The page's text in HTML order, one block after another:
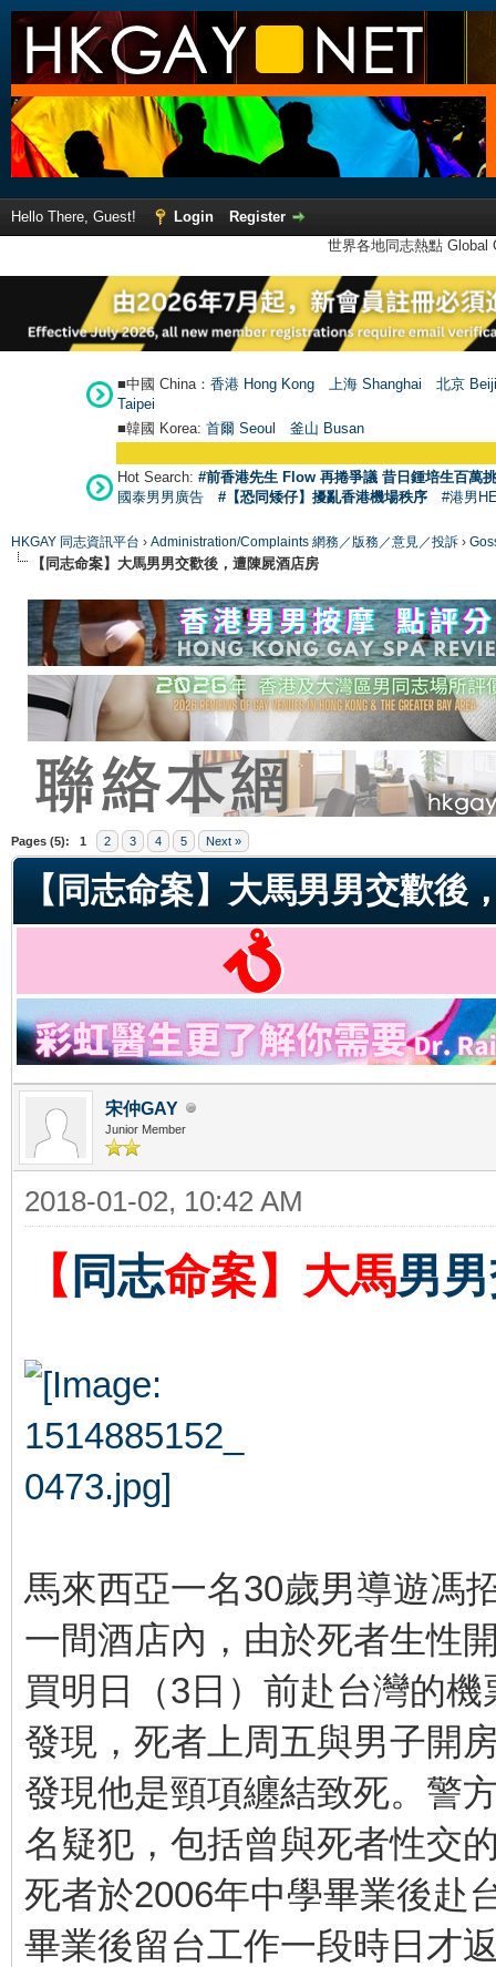
Hello There, Guest! Login
Register
世界各地同志熱點
■中國 China： 香港 Hong Kong 上海 Shanghai
北京
Taipei
■韓國 Korea: 首爾 Seoul 釜山 Busan
Hot Search: #前香港先生 Flow 再捲爭議 昔日鍾培生百萬
國泰男男廣告
#【恐同矮仔】擾亂香港機場秩序 #港男
HKGAY 同志資訊平台 › Administration/Complaints 網務／版務／意見／投訴 ›
【同志命案】大馬男男交歡後，遭陳屍酒店房
Pages (5): 1 2 3 4 5 Next »
【同志命案】大馬男男交歡後
宋仲GAY
Junior Member
2018-01-02, 10:42 AM
【 同志命案】大馬男
馬來西亞一名30歲男導遊馮
一間酒店內，由於死者生性
買明日（3日）前赴台灣的
發現，死者上周五與男子開
發現他是頸項纏結致死。警
名疑犯，包括曾與死者性交
死者於2006年中學畢業後赴
畢業後留台工作一段時日才